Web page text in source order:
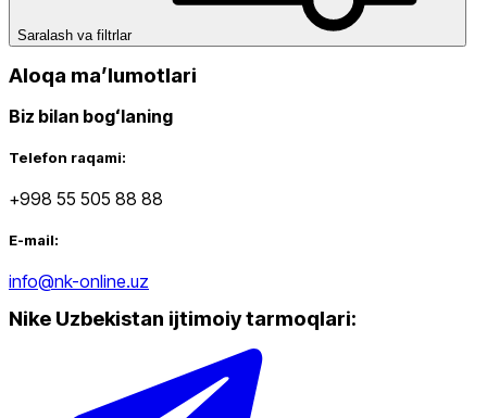
Ommabop
Doʻkonlarda mavjud
Saralash va filtrlar
Aloqa maʼlumotlari
Biz bilan bogʻlaning
Telefon raqami:
+998 55 505 88 88
E-mail:
info@nk-online.uz
Nike Uzbekistan ijtimoiy tarmoqlari: